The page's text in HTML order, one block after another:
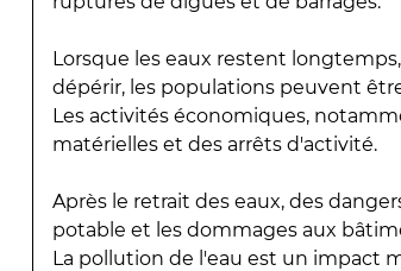
Lorsque les eaux restent
dépérir, les populations peuvent
Les activités économiques,
matérielles et des arrêts d'activité.
Après le retrait des eaux, des
potable et les dommages aux
La pollution de l'eau est un impact